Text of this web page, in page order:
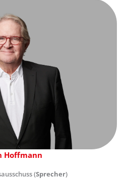
Hoffmann
(Sprecher)